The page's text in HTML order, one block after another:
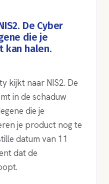
De Cyber
die je
kan halen.
kijkt naar NIS2. De
in de schaduw
die je
je product nog te
datum van 11
dat de